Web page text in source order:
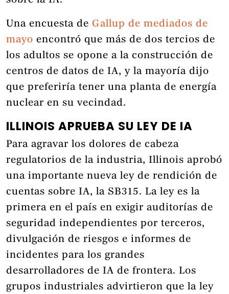
Una encuesta de Gallup de mediados de
mayo encontró que más de dos tercios de
los adultos se opone a la construcción de
centros de datos de IA, y la mayoría dijo
que preferiría tener una planta de energía
nuclear en su vecindad.
ILLINOIS APRUEBA SU LEY DE IA
Para agravar los dolores de cabeza
regulatorios de la industria, Illinois aprobó
una importante nueva ley de rendición de
cuentas sobre IA, la SB315. La ley es la
primera en el país en exigir auditorías de
seguridad independientes por terceros,
divulgación de riesgos e informes de
incidentes para los grandes
desarrolladores de IA de frontera. Los
grupos industriales advirtieron que la ley